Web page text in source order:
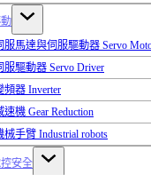
服馬達與伺服驅動器 Servo
服驅動器 Servo Driver
頻器 Inverter
速機 Gear Reduction
械手臂 Industrial robots
安全